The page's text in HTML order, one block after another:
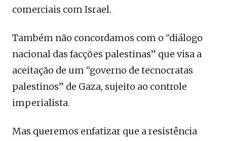
comerciais com Israel.
Também não concordamos com o “diálogo
nacional das facções palestinas” que visa a
aceitação de um “governo de tecnocratas
palestinos” de Gaza, sujeito ao controle
imperialista.
Mas queremos enfatizar que a resistência